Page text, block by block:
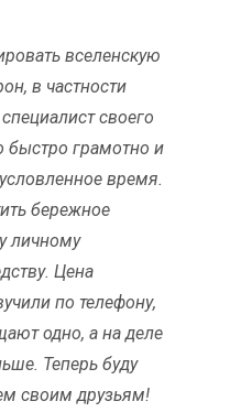
вселенскую
в частности
своего
быстро грамотно и
время.
бережное
личному
Цена
по телефону,
одно, а на деле
Теперь буду
своим друзьям!